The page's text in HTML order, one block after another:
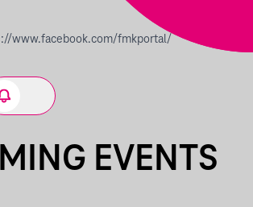
www.facebook.com/fmkportal/
EVENTS